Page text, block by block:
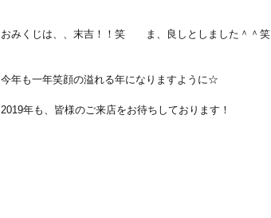
おみくじは、、末吉！！笑　　ま、良しとしました＾＾笑
今年も一年笑顔の溢れる年になりますように☆
2019年も、皆様のご来店をお待ちしております！